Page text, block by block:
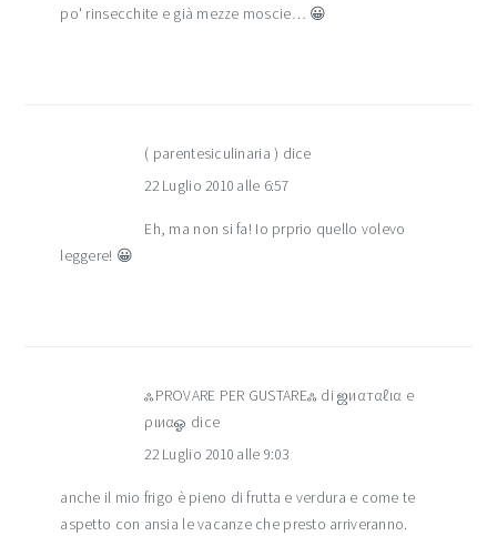
po' rinsecchite e già mezze moscie… 😀
( parentesiculinaria ) dice
22 Luglio 2010 alle 6:57
Eh, ma non si fa! Io prprio quello volevo
leggere! 😀
ஃPROVARE PER GUSTAREஃ di ஜиαтαℓια e
ριиαஓ dice
22 Luglio 2010 alle 9:03
anche il mio frigo è pieno di frutta e verdura e come te
aspetto con ansia le vacanze che presto arriveranno.